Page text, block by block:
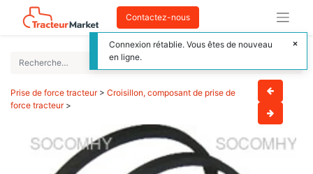
Contactez-nous
Prise de force tracteur> Croisillon, composant de prise de
force tracteur>
Connexion rétablie. Vous êtes de nouveau
en ligne.